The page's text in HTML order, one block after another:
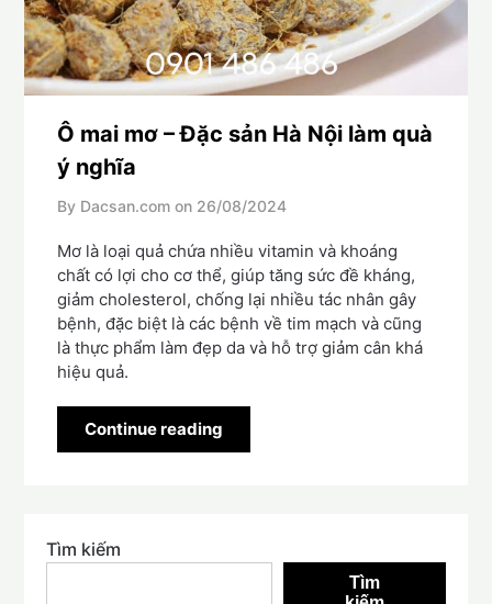
Ô mai mơ – Đặc sản Hà Nội làm quà
ý nghĩa
By Dacsan.com on 26/08/2024
Mơ là loại quả chứa nhiều vitamin và khoáng
chất có lợi cho cơ thể, giúp tăng sức đề kháng,
giảm cholesterol, chống lại nhiều tác nhân gây
bệnh, đặc biệt là các bệnh về tim mạch và cũng
là thực phẩm làm đẹp da và hỗ trợ giảm cân khá
hiệu quả.
Continue reading
Tìm kiếm
Tìm